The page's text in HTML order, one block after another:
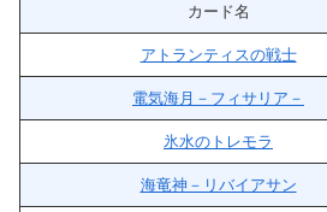
カード名
アトランティスの戦士
電気海月－フィサリア－
氷水のトレモラ
海竜神－リバイアサン